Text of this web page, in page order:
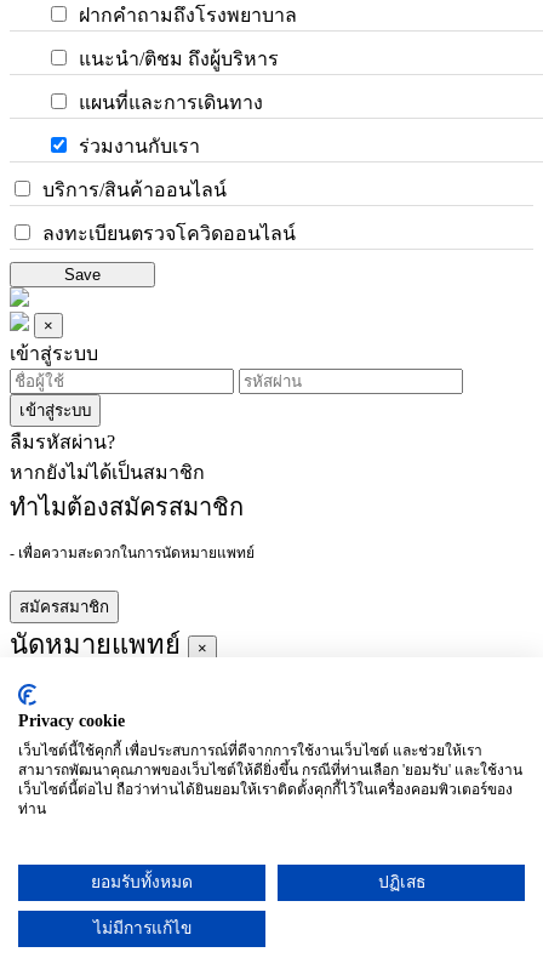
ฝากคำถามถึงโรงพยาบาล
แนะนำ/ติชม ถึงผู้บริหาร
แผนที่และการเดินทาง
ร่วมงานกับเรา
บริการ/สินค้าออนไลน์
ลงทะเบียนตรวจโควิดออนไลน์
Save
×
เข้าสู่ระบบ
เข้าสู่ระบบ
ลืมรหัสผ่าน?
หากยังไม่ได้เป็นสมาชิก
ทำไมต้องสมัครสมาชิก
- เพื่อความสะดวกในการนัดหมายแพทย์
สมัครสมาชิก
นัดหมายแพทย์ ×
ผู้ชำนาญการ
ประจำ :
อาทิตย์
จันทร์
(27/09)
อังคาร
(28/09)
พุธ
พฤหัสบดี
ศุกร์
เสาร์
Privacy cookie
เว็บไซต์นี้ใช้คุกกี้ เพื่อประสบการณ์ที่ดีจากการใช้งานเว็บไซต์ และช่วยให้เรา
สามารถพัฒนาคุณภาพของเว็บไซต์ให้ดียิ่งขึ้น กรณีที่ท่านเลือก 'ยอมรับ' และใช้งาน
เว็บไซต์นี้ต่อไป ถือว่าท่านได้ยินยอมให้เราติดตั้งคุกกี้ไว้ในเครื่องคอมพิวเตอร์ของ
ท่าน
ยอมรับทั้งหมด ปฏิเสธ
ไม่มีการแก้ไข